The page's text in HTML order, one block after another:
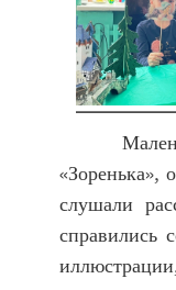
«Зоренька»,
слушали
справились